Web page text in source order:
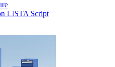
LISTA Script